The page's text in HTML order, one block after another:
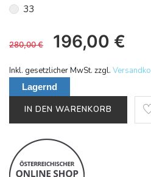
33
280,00€ 196,00 €
Inkl. gesetzlicher MwSt. zzgl.
Lagernd
IN DEN WARENKORB